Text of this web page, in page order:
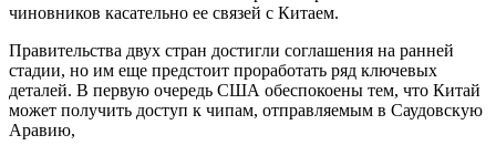
чиновников касательно ее связей с Китаем.
Правительства двух стран достигли соглашения на ранней
стадии, но им еще предстоит проработать ряд ключевых
деталей. В первую очередь США обеспокоены тем, что Китай
может получить доступ к чипам, отправляемым в Саудовскую
Аравию,